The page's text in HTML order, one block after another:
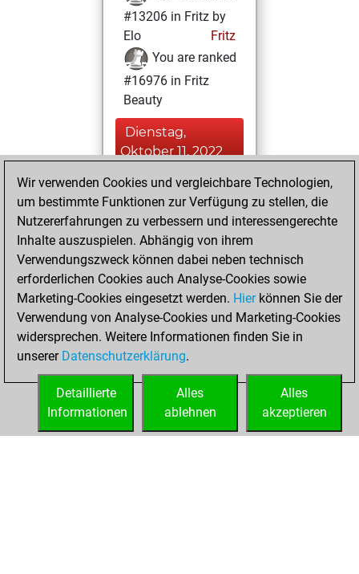
#13206 in Fritz by
Elo
Fritz
You are ranked
#16976 in Fritz
Beauty
Dienstag,
Oktober 11, 2022
You achieved a
BeautyScore of 6
Fritz
achieved a new Elo
of 1590
Donnerstag,
September 9, 2021
You created
your Fritz account
Wir verwenden Cookies und vergleichbare Technologien,
um bestimmte Funktionen zur Verfügung zu stellen, die
Nutzererfahrungen zu verbessern und interessengerechte
Inhalte auszuspielen. Abhängig von ihrem
Verwendungszweck können dabei neben technisch
erforderlichen Cookies auch Analyse-Cookies sowie
Marketing-Cookies eingesetzt werden. Hierkönnen Sie der
Verwendung von Analyse-Cookies und Marketing-Cookies
widersprechen. Weitere Informationen finden Sie in
unserer Datenschutzerklärung.
Alles
akzeptieren
Alles
ablehnen
Detaillierte
Informationen